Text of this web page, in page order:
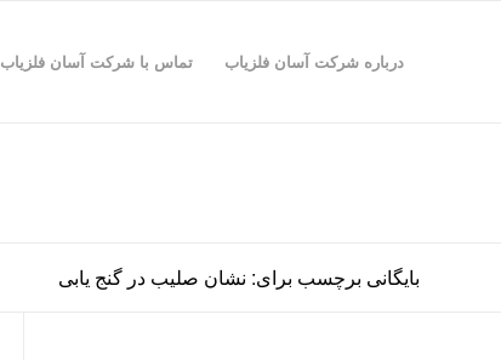
درباره شرکت آسان فلزیاب تماس با شرکت آسان فلزیاب
بایگانی برچسب برای: نشان صلیب در گنج یابی